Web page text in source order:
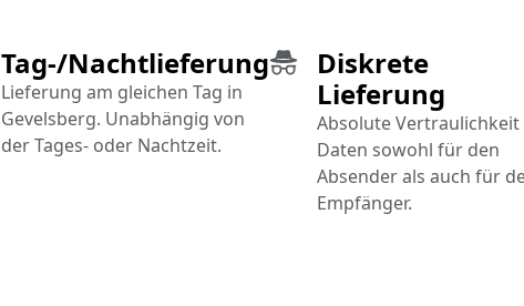
Diskrete
Lieferung
Absolute
Daten sowohl für den
Absender als auch für
Empfänger.
Tag-/Nachtlieferung
Lieferung am gleichen Tag in
Gevelsberg. Unabhängig von
der Tages- oder Nachtzeit.